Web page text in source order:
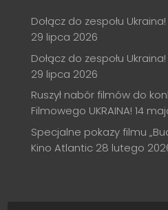
Dołącz do zespołu
29 lipca 2026
Dołącz do zespołu
29 lipca 2026
Ruszył nabór filmów do
Filmowego UKRAINA! 14
Specjalne pokazy filmu
Kino Atlantic 28 lutego